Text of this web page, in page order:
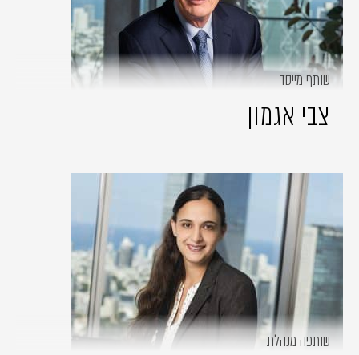
שותף מייסד
צבי אגמון
שותפה מנהלת